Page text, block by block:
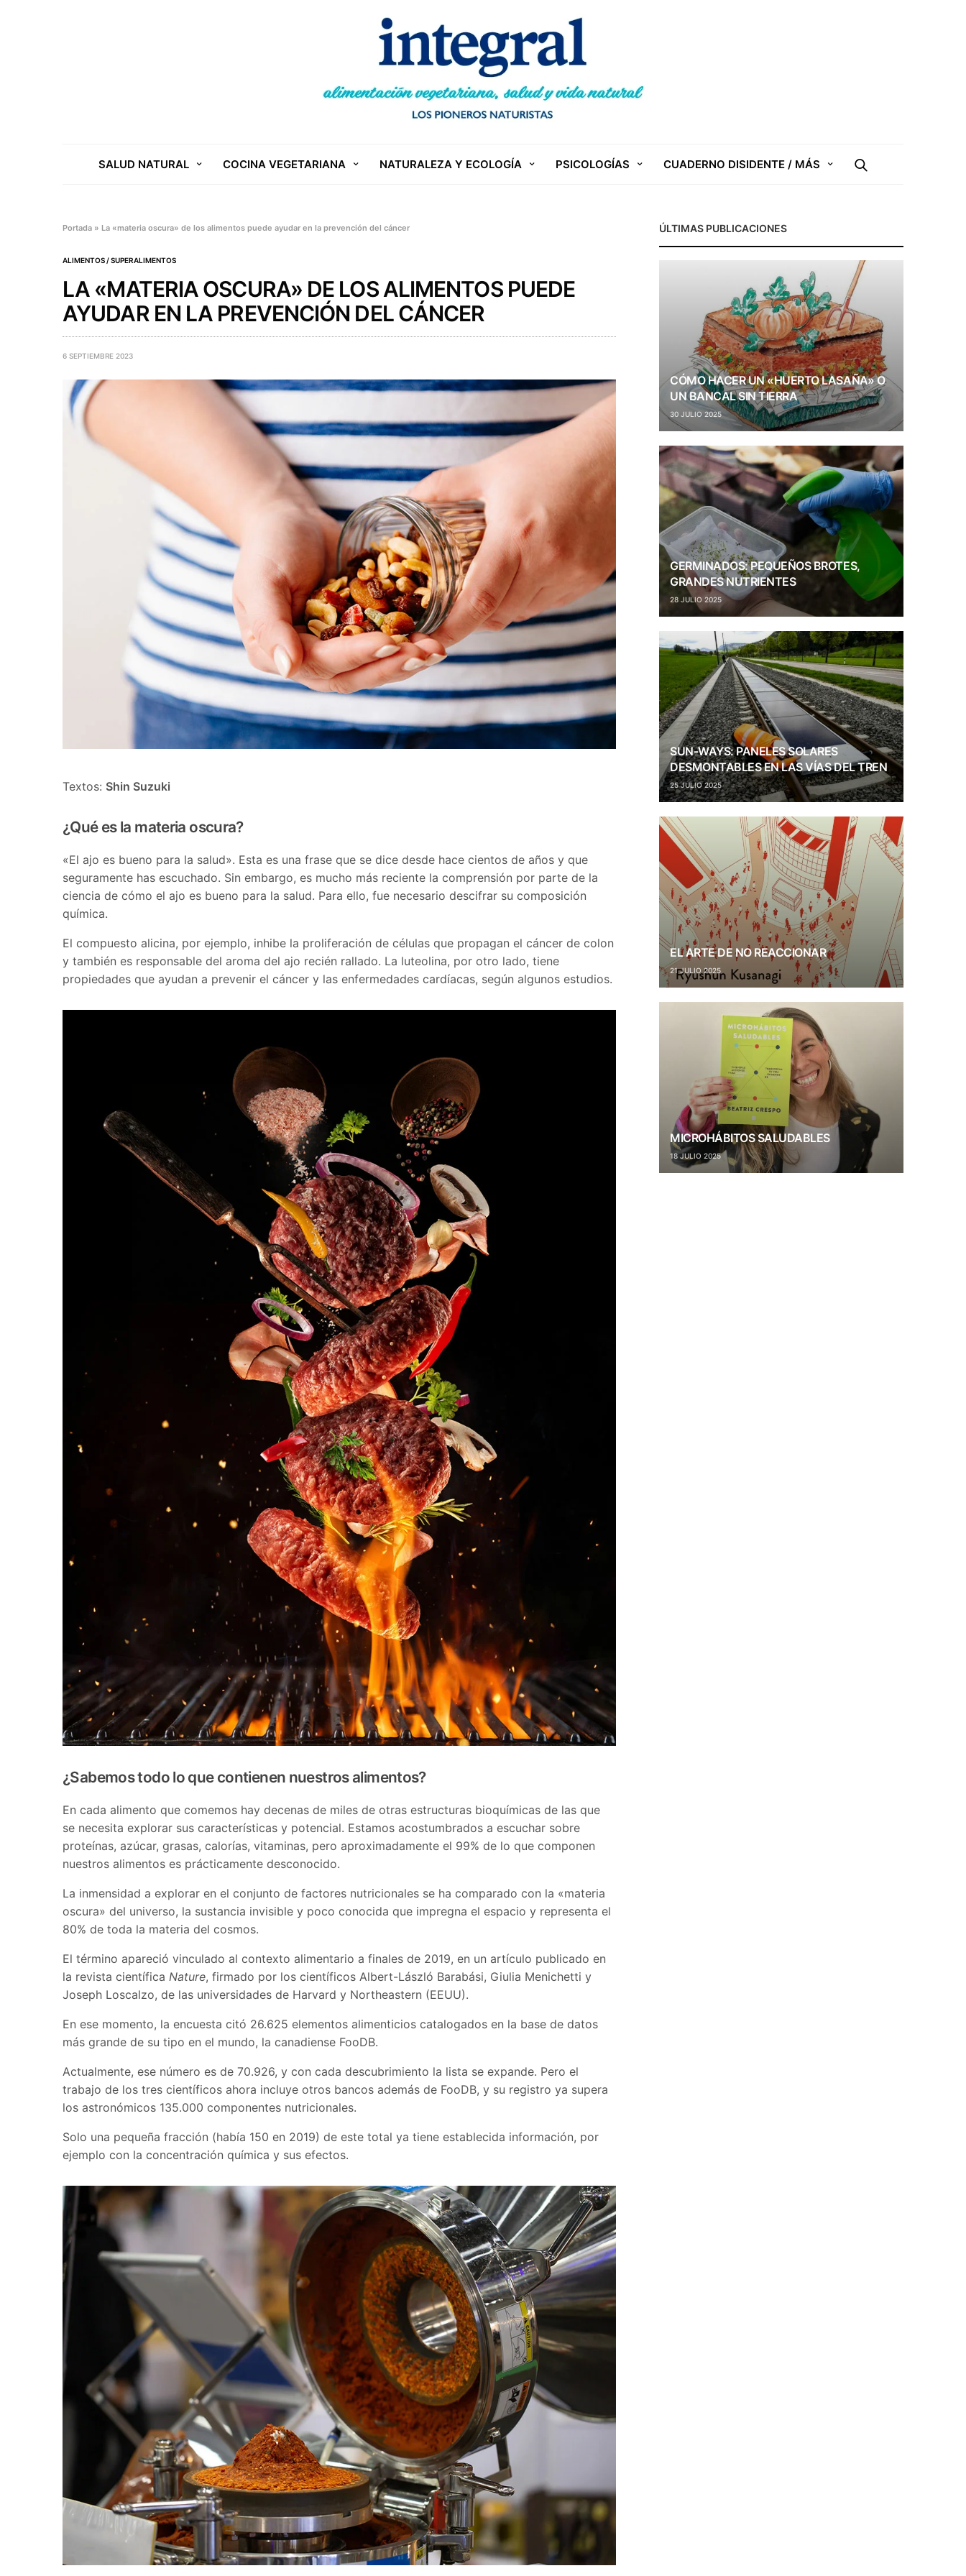
SALUD NATURAL COCINA VEGETARIANA NATURALEZA Y ECOLOGÍA PSICOLOGÍAS CUADERNO DISIDENTE / MÁS
Portada » La «materia oscura» de los alimentos puede ayudar en la prevención del cáncer
ALIMENTOS / SUPERALIMENTOS
LA «MATERIA OSCURA» DE LOS ALIMENTOS PUEDE
AYUDAR EN LA PREVENCIÓN DEL CÁNCER
6 SEPTIEMBRE 2023
Textos: Shin Suzuki
¿Qué es la materia oscura?
«El ajo es bueno para la salud». Esta es una frase que se dice desde hace cientos de años y que
seguramente has escuchado. Sin embargo, es mucho más reciente la comprensión por parte de la
ciencia de cómo el ajo es bueno para la salud. Para ello, fue necesario descifrar su composición
química.
El compuesto alicina, por ejemplo, inhibe la proliferación de células que propagan el cáncer de colon
y también es responsable del aroma del ajo recién rallado. La luteolina, por otro lado, tiene
propiedades que ayudan a prevenir el cáncer y las enfermedades cardíacas, según algunos estudios.
¿Sabemos todo lo que contienen nuestros alimentos?
En cada alimento que comemos hay decenas de miles de otras estructuras bioquímicas de las que
se necesita explorar sus características y potencial. Estamos acostumbrados a escuchar sobre
proteínas, azúcar, grasas, calorías, vitaminas, pero aproximadamente el 99% de lo que componen
nuestros alimentos es prácticamente desconocido.
La inmensidad a explorar en el conjunto de factores nutricionales se ha comparado con la «materia
oscura» del universo, la sustancia invisible y poco conocida que impregna el espacio y representa el
80% de toda la materia del cosmos.
El término apareció vinculado al contexto alimentario a finales de 2019, en un artículo publicado en
la revista científicaNature, firmado por los científicos Albert-László Barabási, Giulia Menichetti y
Joseph Loscalzo, de las universidades de Harvard y Northeastern (EEUU).
En ese momento, la encuesta citó 26.625 elementos alimenticios catalogados en la base de datos
más grande de su tipo en el mundo, la canadiense FooDB.
Actualmente, ese número es de 70.926, y con cada descubrimiento la lista se expande. Pero el
trabajo de los tres científicos ahora incluye otros bancos además de FooDB, y su registro ya supera
los astronómicos 135.000 componentes nutricionales.
Solo una pequeña fracción (había 150 en 2019) de este total ya tiene establecida información, por
ejemplo con la concentración química y sus efectos.
ÚLTIMAS PUBLICACIONES
CÓMO HACER UN «HUERTO LASAÑA» O
UN BANCAL SIN TIERRA
30 JULIO 2025
GERMINADOS: PEQUEÑOS BROTES,
GRANDES NUTRIENTES
28 JULIO 2025
SUN-WAYS: PANELES SOLARES
DESMONTABLES EN LAS VÍAS DEL TREN
25 JULIO 2025
EL ARTE DE NO REACCIONAR
21 JULIO 2025
MICROHÁBITOS SALUDABLES
18 JULIO 2025